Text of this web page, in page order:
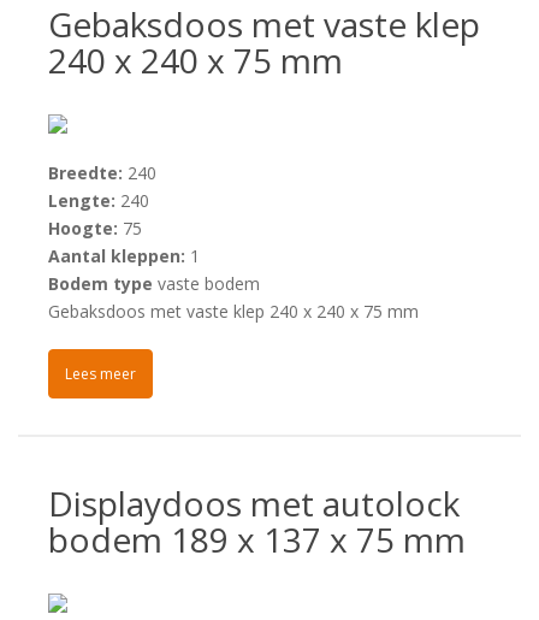
Gebaksdoos met vaste klep
240 x 240 x 75 mm
Breedte: 240
Lengte: 240
Hoogte: 75
Aantal kleppen: 1
Bodem type vaste bodem
Gebaksdoos met vaste klep 240 x 240 x 75 mm
Lees meer
Displaydoos met autolock
bodem 189 x 137 x 75 mm